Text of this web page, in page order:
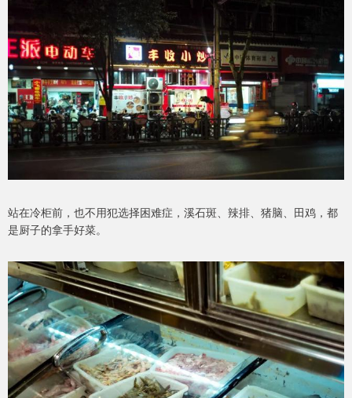
站在冷柜前，也不用犯选择困难症，溪石斑、辣排、猪脑、田鸡，都
是厨子的拿手好菜。